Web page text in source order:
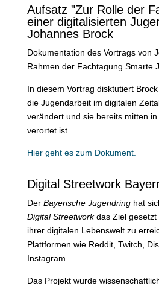
Aufsatz "Zur Rolle der
einer digitalisierten
Johannes Brock
Dokumentation des Vortrags von
Rahmen der Fachtagung Smarte
In diesem Vortrag disktutiert
die Jugendarbeit im digitalen
verändert und sie bereits mitten
verortet ist.
Hier geht es zum Dokument.
Digital Streetwork
Der Bayerische Jugendringhat
Digital Streetworkdas Ziel gesetzt
ihrer digitalen Lebenswelt zu
Plattformen wie Reddit, Twitch,
Instagram.
Das Projekt wurde